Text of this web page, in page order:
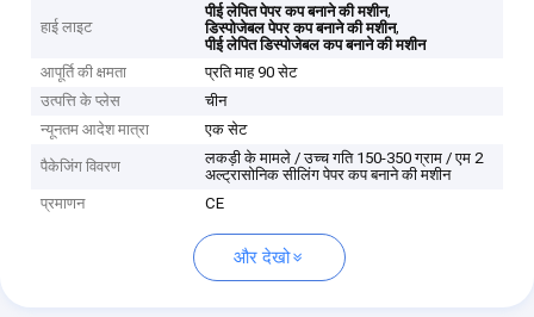
हाई लाइट
पीई लेपित पेपर कप बनाने की मशीन,
डिस्पोजेबल पेपर कप बनाने की मशीन,
पीई लेपित डिस्पोजेबल कप बनाने की मशीन
आपूर्ति की क्षमता
प्रति माह 90 सेट
उत्पत्ति के प्लेस
चीन
न्यूनतम आदेश मात्रा
एक सेट
पैकेजिंग विवरण
लकड़ी के मामले / उच्च गति 150-350 ग्राम / एम 2
अल्ट्रासोनिक सीलिंग पेपर कप बनाने की मशीन
प्रमाणन
CE
और देखो